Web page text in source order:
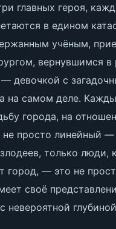
главных героя,
в едином
учёным,
вернувшимся в
девочкой с
на самом деле.
города, на
просто линейный —
только
город, — это не
своё
невероятной